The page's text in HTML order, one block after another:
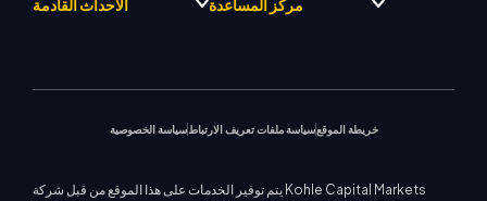
فريق كي سي إم تريد دريفت
مركز KCM للإشارات التجارية
معادن ثمينة
فريق محلل السوق
سياسة الخصوصية سياسة ملفات تعريف الارتباط خريطة الموقع
يتم توفير الخدمات على هذا الموقع من قبل شركة Kohle Capital Markets